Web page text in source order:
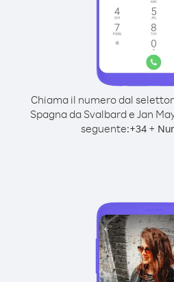
Chiama il numero dal
Spagna da Svalbard e Jan
seguente:+34 +